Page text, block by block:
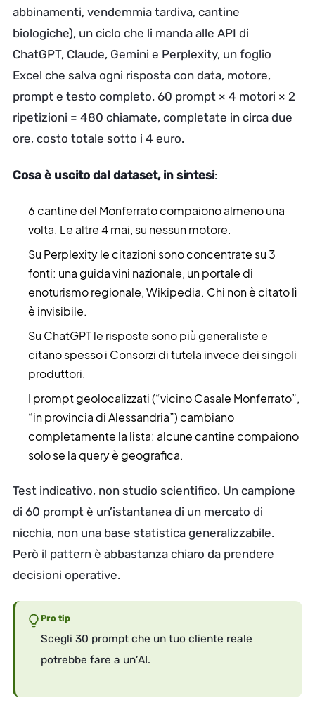
abbinamenti, vendemmia tardiva, cantine
biologiche), un ciclo che li manda alle API di
ChatGPT, Claude, Gemini e Perplexity, un foglio
Excel che salva ogni risposta con data, motore,
prompt e testo completo. 60 prompt × 4 motori × 2
ripetizioni = 480 chiamate, completate in circa due
ore, costo totale sotto i 4 euro.
Cosa è uscito dal dataset, in sintesi:
6 cantine del Monferrato compaiono almeno una
volta. Le altre 4 mai, su nessun motore.
Su Perplexity le citazioni sono concentrate su 3
fonti: una guida vini nazionale, un portale di
enoturismo regionale, Wikipedia. Chi non è citato lì
è invisibile.
Su ChatGPT le risposte sono più generaliste e
citano spesso i Consorzi di tutela invece dei singoli
produttori.
I prompt geolocalizzati (“vicino Casale Monferrato”,
“in provincia di Alessandria”) cambiano
completamente la lista: alcune cantine compaiono
solo se la query è geografica.
Test indicativo, non studio scientifico. Un campione
di 60 prompt è un’istantanea di un mercato di
nicchia, non una base statistica generalizzabile.
Però il pattern è abbastanza chiaro da prendere
decisioni operative.
Pro tip
Scegli 30 prompt che un tuo cliente reale
potrebbe fare a un’AI.